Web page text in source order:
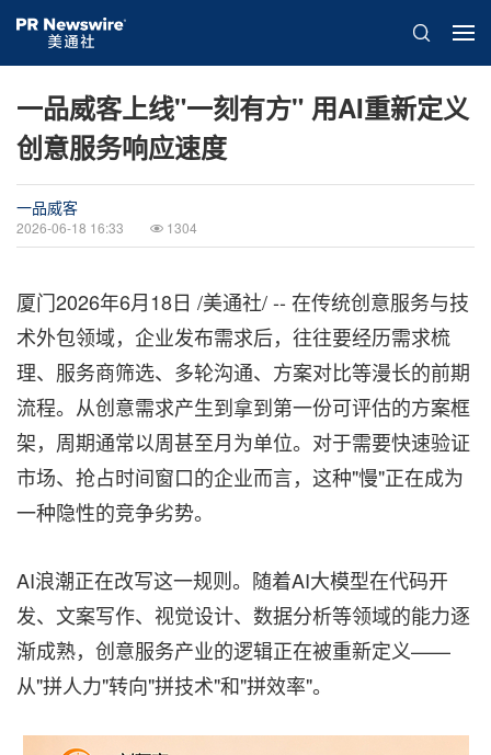
一品威客上线"一刻有方" 用AI重新定义
创意服务响应速度
一品威客
2026-06-18 16:33 1304
厦门2026年6月18日 /美通社/ -- 在传统创意服务与技
术外包领域，企业发布需求后，往往要经历需求梳
理、服务商筛选、多轮沟通、方案对比等漫长的前期
流程。从创意需求产生到拿到第一份可评估的方案框
架，周期通常以周甚至月为单位。对于需要快速验证
市场、抢占时间窗口的企业而言，这种"慢"正在成为
一种隐性的竞争劣势。
AI浪潮正在改写这一规则。随着AI大模型在代码开
发、文案写作、视觉设计、数据分析等领域的能力逐
渐成熟，创意服务产业的逻辑正在被重新定义——
从"拼人力"转向"拼技术"和"拼效率"。